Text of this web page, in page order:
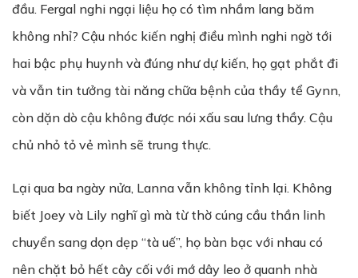
đầu. Fergal nghi ngại liệu họ có tìm nhầm lang băm
không nhỉ? Cậu nhóc kiến nghị điều mình nghi ngờ tới
hai bậc phụ huynh và đúng như dự kiến, họ gạt phắt đi
và vẫn tin tưởng tài năng chữa bệnh của thầy tể Gynn,
còn dặn dò cậu không được nói xấu sau lưng thầy. Cậu
chủ nhỏ tỏ vẻ mình sẽ trung thực.
Lại qua ba ngày nửa, Lanna vẫn không tỉnh lại. Không
biết Joey và Lily nghĩ gì mà từ thờ cúng cầu thần linh
chuyển sang dọn dẹp “tà uế”, họ bàn bạc với nhau có
nên chặt bỏ hết cây cối với mớ dây leo ở quanh nhà